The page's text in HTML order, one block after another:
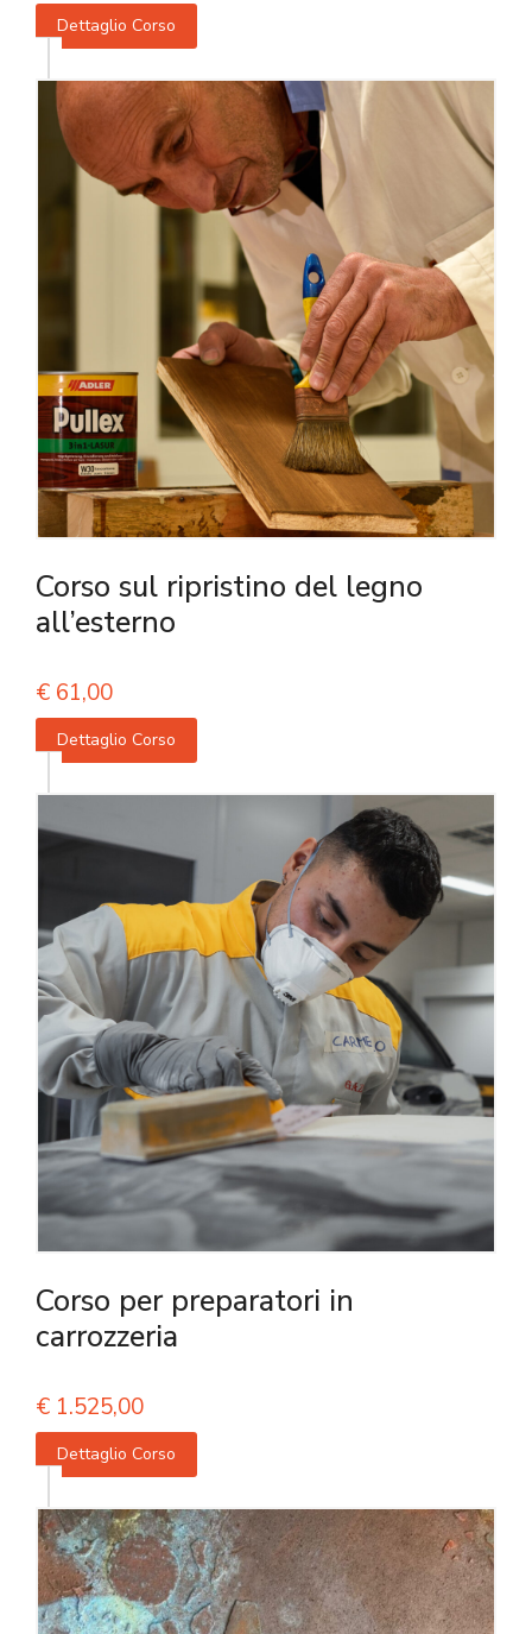
Dettaglio Corso
Corso sul ripristino del legno
all’esterno
€ 61,00
Dettaglio Corso
Corso per preparatori in
carrozzeria
€ 1.525,00
Dettaglio Corso